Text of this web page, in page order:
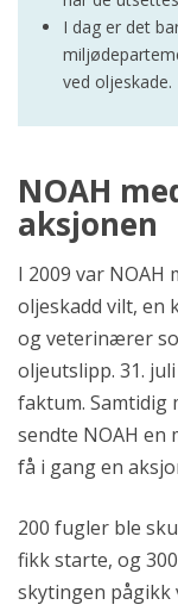
I dag er det
ved oljeskade.
NOAH
aksjonen
I 2009 var NOAH
oljeskadd vilt, en
og veterinærer
oljeutslipp. 31.
faktum. Samtidig
sendte NOAH en
få i gang en
200 fugler ble
fikk starte, og
skytingen pågikk